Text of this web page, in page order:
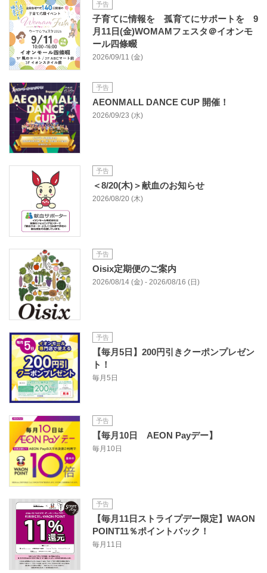
予告
子育てに情報を 孤育てにサポートを 9
月11日(金)WOMAMフェスタ＠イオンモ
ール四條畷
2026/09/11 (金)
予告
AEONMALL DANCE CUP 開催！
2026/09/23 (水)
予告
＜8/20(木)＞献血のお知らせ
2026/08/20 (木)
予告
Oisix定期便のご案内
2026/08/14 (金) - 2026/08/16 (日)
予告
【毎月5日】200円引きクーポンプレゼン
ト！
毎月5日
予告
【毎月10日 AEON Payデー】
毎月10日
予告
【毎月11日ストライプデー限定】WAON
POINT11％ポイントバック！
毎月11日